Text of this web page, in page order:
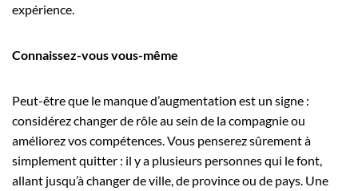
expérience.
Connaissez-vous vous-même
Peut-être que le manque d’augmentation est un signe :
considérez changer de rôle au sein de la compagnie ou
améliorez vos compétences. Vous penserez sûrement à
simplement quitter : il y a plusieurs personnes qui le font,
allant jusqu’à changer de ville, de province ou de pays. Une